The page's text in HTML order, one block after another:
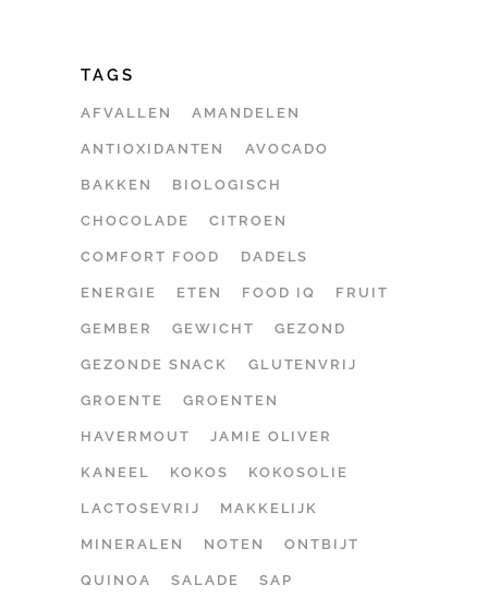
TAGS
AFVALLEN AMANDELEN
ANTIOXIDANTEN AVOCADO
BAKKEN BIOLOGISCH
CHOCOLADE CITROEN
COMFORT FOOD DADELS
ENERGIE ETEN FOOD IQ FRUIT
GEMBER GEWICHT GEZOND
GEZONDE SNACK GLUTENVRIJ
GROENTE GROENTEN
HAVERMOUT JAMIE OLIVER
KANEEL KOKOS KOKOSOLIE
LACTOSEVRIJ MAKKELIJK
MINERALEN NOTEN ONTBIJT
QUINOA SALADE SAP